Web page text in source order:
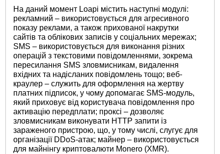
На даний момент Loapi містить наступні модулі:
рекламний – використовується для агресивного
показу реклами, а також прихованої накрутки
сайтів та облікових записів у соціальних мережах;
SMS – використовується для виконання різних
операцій з текстовими повідомленнями, зокрема
пересилання SMS зловмисникам, видалення
вхідних та надісланих повідомлень тощо; веб-
краулер – служить для оформлення на жертву
платних підписок, у чому допомагає SMS-модуль,
який приховує від користувача повідомлення про
активацію передплати; проксі – дозволяє
зловмисникам виконувати HTTP запити із
зараженого пристрою, що, у тому числі, слугує для
організації DDoS-атак; майнер – використовується
для майнінгу криптовалюти Monero (XMR).